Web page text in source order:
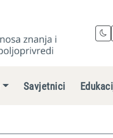
Savjetnici